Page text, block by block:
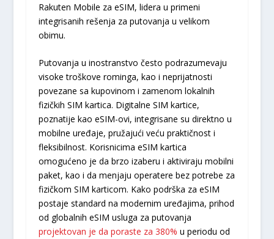
Rakuten Mobile za eSIM, lidera u primeni
integrisanih rešenja za putovanja u velikom
obimu.
Putovanja u inostranstvo često podrazumevaju
visoke troškove rominga, kao i neprijatnosti
povezane sa kupovinom i zamenom lokalnih
fizičkih SIM kartica. Digitalne SIM kartice,
poznatije kao eSIM-ovi, integrisane su direktno u
mobilne uređaje, pružajući veću praktičnost i
fleksibilnost. Korisnicima eSIM kartica
omogućeno je da brzo izaberu i aktiviraju mobilni
paket, kao i da menjaju operatere bez potrebe za
fizičkom SIM karticom. Kako podrška za eSIM
postaje standard na modernim uređajima, prihod
od globalnih eSIM usluga za putovanja
projektovan je da poraste za 380% u periodu od